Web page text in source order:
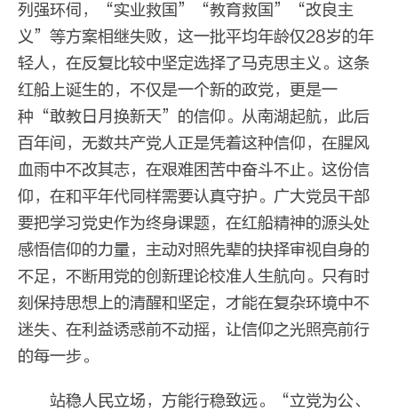
列强环伺，“实业救国”“教育救国”“改良主
义”等方案相继失败，这一批平均年龄仅28岁的年
轻人，在反复比较中坚定选择了马克思主义。这条
红船上诞生的，不仅是一个新的政党，更是一
种“敢教日月换新天”的信仰。从南湖起航，此后
百年间，无数共产党人正是凭着这种信仰，在腥风
血雨中不改其志，在艰难困苦中奋斗不止。这份信
仰，在和平年代同样需要认真守护。广大党员干部
要把学习党史作为终身课题，在红船精神的源头处
感悟信仰的力量，主动对照先辈的抉择审视自身的
不足，不断用党的创新理论校准人生航向。只有时
刻保持思想上的清醒和坚定，才能在复杂环境中不
迷失、在利益诱惑前不动摇，让信仰之光照亮前行
的每一步。
站稳人民立场，方能行稳致远。“立党为公、